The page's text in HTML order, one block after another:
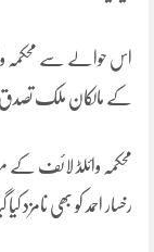
اس حوالے سے محکمہ
کے مالکان ملک تصدق
محکمہ وائلڈ لائف کے
رخسار احمد کو بھی نامزد